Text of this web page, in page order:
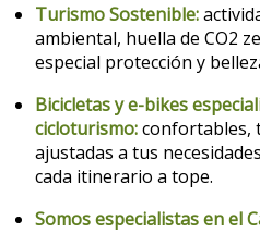
Turismo Sostenible:
ambiental, huella de CO2
especial protección y
Bicicletas y e-bikes
cicloturismo:confortables,
ajustadas a tus
cada itinerario a tope.
Somos especialistas en el